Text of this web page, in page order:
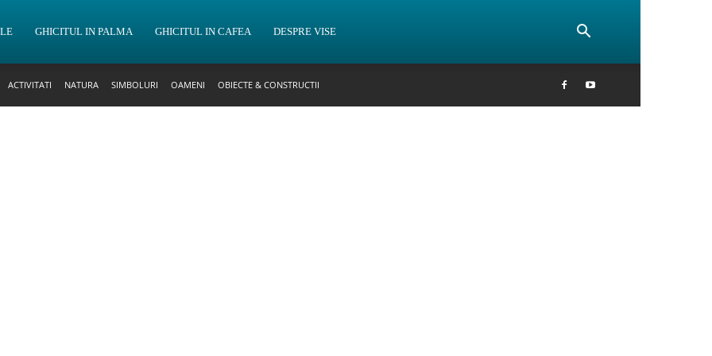
GHICITUL IN PALMA GHICITUL IN CAFEA DESPRE VISE
ACTIVITATI NATURA SIMBOLURI OAMENI OBIECTE & CONSTRUCTII